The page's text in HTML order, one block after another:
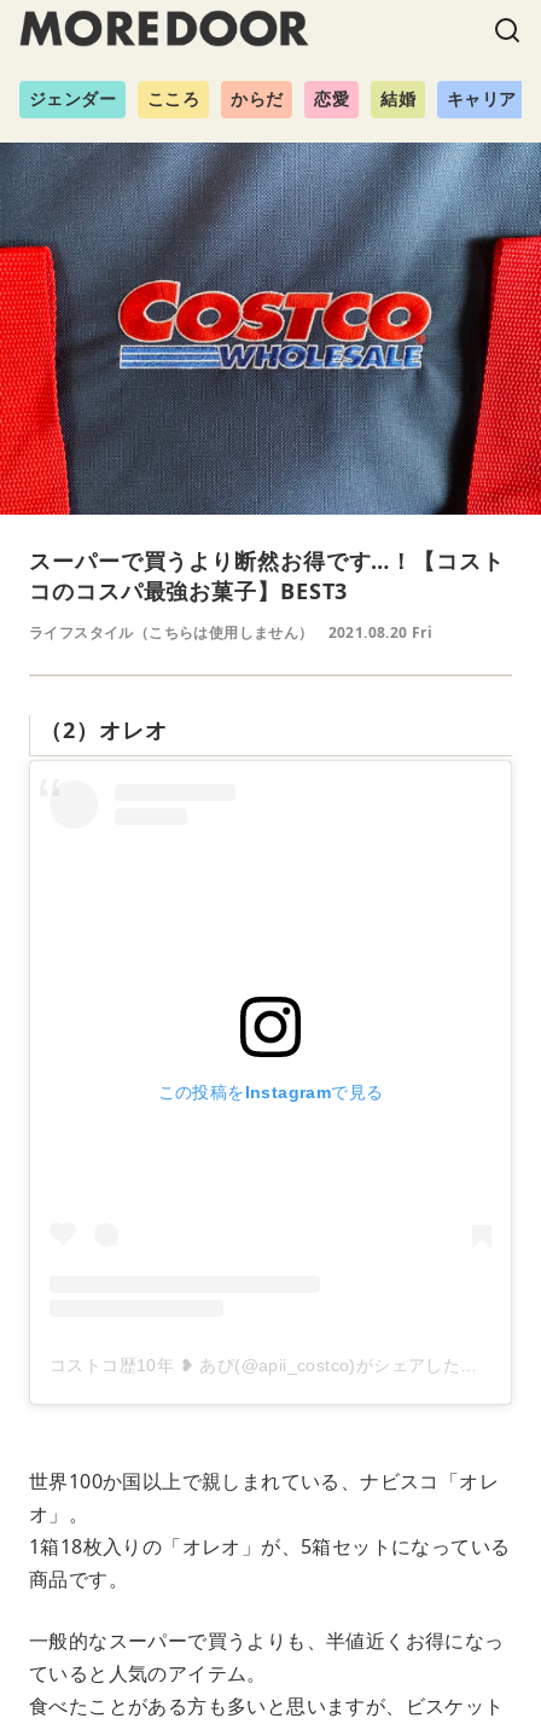
ジェンダー こころ からだ 恋愛 結婚 キャリア
スーパーで買うより断然お得です…！【コスト
コのコスパ最強お菓子】BEST3
ライフスタイル（こちらは使用しません） 2021.08.20 Fri
（2）オレオ
この投稿をInstagramで見る
コストコ歴10年 ❥ あぴ(@apii_costco)がシェアした投稿
世界100か国以上で親しまれている、ナビスコ「オレ
オ」。
1箱18枚入りの「オレオ」が、5箱セットになっている
商品です。
一般的なスーパーで買うよりも、半値近くお得になっ
ていると人気のアイテム。
食べたことがある方も多いと思いますが、ビスケット